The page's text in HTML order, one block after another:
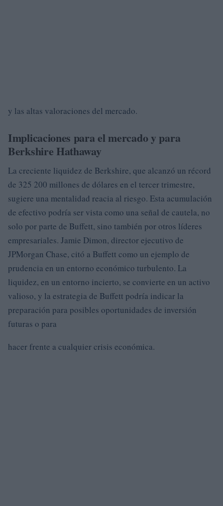
y las altas valoraciones del mercado.
Implicaciones para el mercado y para
Berkshire Hathaway
La creciente liquidez de Berkshire, que alcanzó un récord
de 325 200 millones de dólares en el tercer trimestre,
sugiere una mentalidad reacia al riesgo. Esta acumulación
de efectivo podría ser vista como una señal de cautela, no
solo por parte de Buffett, sino también por otros líderes
empresariales. Jamie Dimon, director ejecutivo de
JPMorgan Chase, citó a Buffett como un ejemplo de
prudencia en un entorno económico turbulento. La
liquidez, en un entorno incierto, se convierte en un activo
valioso, y la estrategia de Buffett podría indicar la
preparación para posibles oportunidades de inversión
futuras o para
hacer frente a cualquier crisis económica.